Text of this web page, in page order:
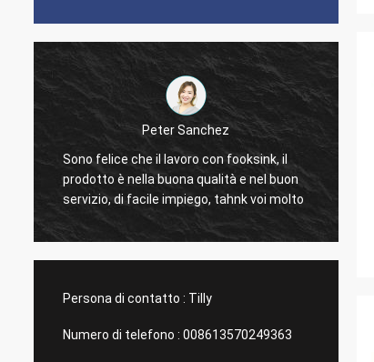
Peter Sanchez
Sono felice che il lavoro con fooksink, il
prodotto è nella buona qualità e nel buon
servizio, di facile impiego, tahnk voi molto
Persona di contatto : Tilly
Numero di telefono : 008613570249363